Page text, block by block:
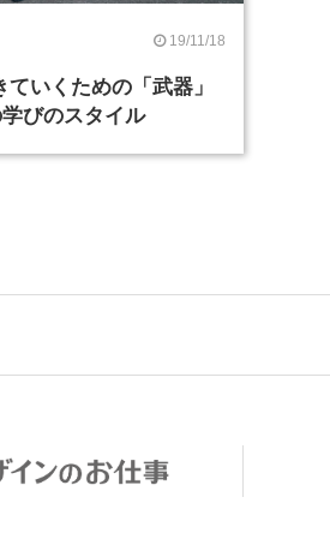
19/11/18
いくための「武器」
びのスタイル